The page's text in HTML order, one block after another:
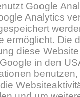
Google
Analytics
ermöglicht. Die
diese
in den